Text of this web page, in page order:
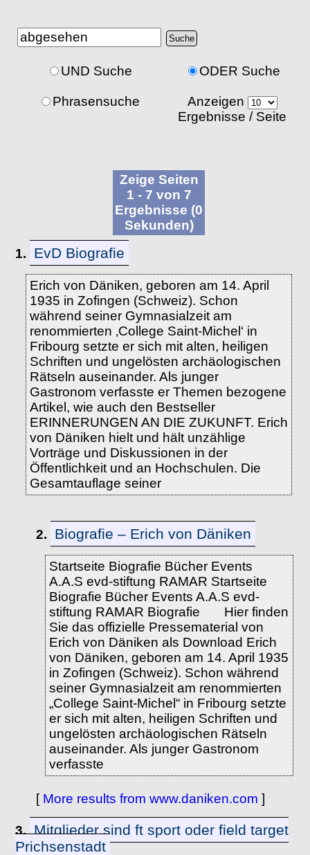
UND Suche
Phrasensuche
ODER Suche
Anzeigen
Ergebnisse / Seite
Zeige Seiten
1 - 7 von 7
Ergebnisse (0
Sekunden)
1.
EvD Biografie
Erich von Däniken, geboren am 14. April
1935 in Zofingen (Schweiz). Schon
während seiner Gymnasialzeit am
renommierten ‚College Saint-Michel‘ in
Fribourg setzte er sich mit alten, heiligen
Schriften und ungelösten archäologischen
Rätseln auseinander. Als junger
Gastronom verfasste er Themen bezogene
Artikel, wie auch den Bestseller
ERINNERUNGEN AN DIE ZUKUNFT. Erich
von Däniken hielt und hält unzählige
Vorträge und Diskussionen in der
Öffentlichkeit und an Hochschulen. Die
Gesamtauflage seiner
2. Biografie – Erich von Däniken
Startseite Biografie Bücher Events
A.A.S evd-stiftung RAMAR Startseite
Biografie Bücher Events A.A.S evd-
stiftung RAMAR Biografie Hier finden
Sie das offizielle Pressematerial von
Erich von Däniken als Download Erich
von Däniken, geboren am 14. April 1935
in Zofingen (Schweiz). Schon während
seiner Gymnasialzeit am renommierten
„College Saint-Michel“ in Fribourg setzte
er sich mit alten, heiligen Schriften und
ungelösten archäologischen Rätseln
auseinander. Als junger Gastronom
verfasste
[ More results from www.daniken.com ]
3. Mitglieder sind ft sport oder field target
Prichsenstadt